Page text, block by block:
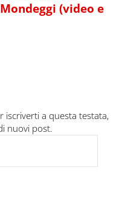
(video e
iscriverti a questa testata,
nuovi post.